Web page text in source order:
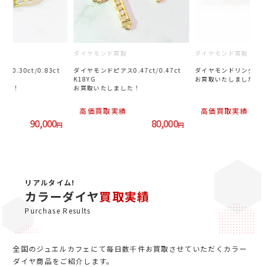
ング0.30ct/0.83ct
た！
90,000円
ダイヤモンド買取
ダイヤモンドピアス0.47ct/0.47ct
K18YG
お買取いたしました！
高価買取実績
80,000円
ダイヤモンド買取
ダイヤモンドリング
お買取いたしました！
高価買取実績
リアルタイム!
カラーダイヤ買取実績
Purchase Results
全国のジュエルカフェにて毎日数千件お買取させていただくカラー
ダイヤ商品をご紹介します。